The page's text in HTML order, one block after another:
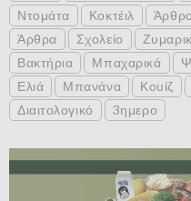
Ντομάτα
Κοκτέιλ Άρθρο
Άρθρα
Σχολείο
Βακτήρια
Μπαχαρικά
Ελιά
Μπανάνα Κουίζ
Διαιτολογικό
3ημερο